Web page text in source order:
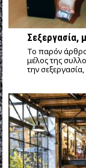
Σεξεργασία,
Το παρόν
μέλος της
την